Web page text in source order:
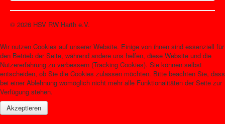
© 2026 HSV RW Harth e.V.
Wir nutzen Cookies auf unserer Website. Einige von ihnen sind essenziell für
den Betrieb der Seite, während andere uns helfen, diese Website und die
Nutzererfahrung zu verbessern (Tracking Cookies). Sie können selbst
entscheiden, ob Sie die Cookies zulassen möchten. Bitte beachten Sie, dass
bei einer Ablehnung womöglich nicht mehr alle Funktionalitäten der Seite zur
Verfügung stehen.
Akzeptieren